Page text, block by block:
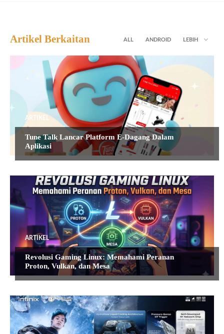
Artikel Berkaitan ALL ANDROID LEBIH
ARTIKEL
Tune Talk Lancar Platform E-Dagang Dalam
Aplikasi
ARTIKEL
Revolusi Gaming Linux: Memahami Peranan
Proton, Vulkan, dan Mesa